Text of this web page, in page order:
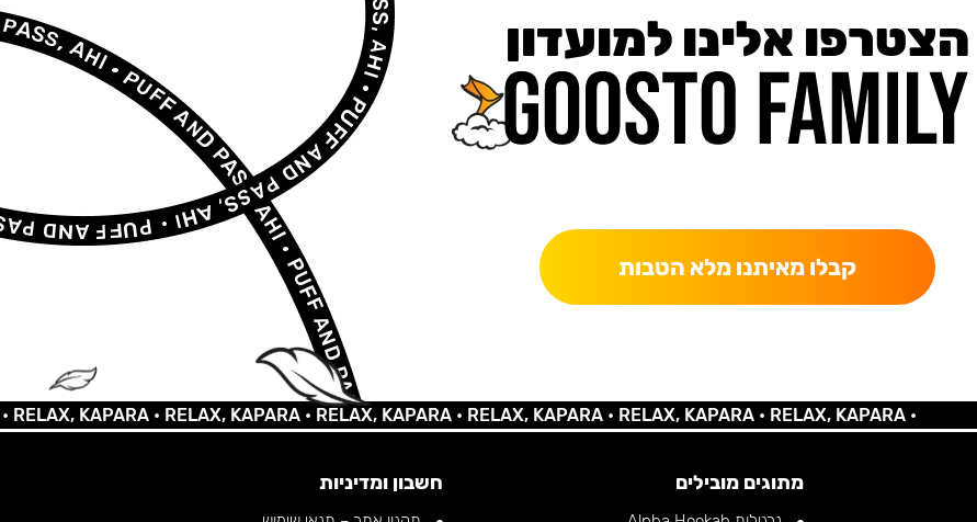
הצטרפו אלינו למועדון
קבלו מאיתנו מלא הטבות
KAPARA •RELAX, KAPARA •RELAX, KAPARA •RELAX, KAPARA •RELAX, KAPARA •RELAX, KAPARA •
מתוגים מובילים חשבון ומדיניות